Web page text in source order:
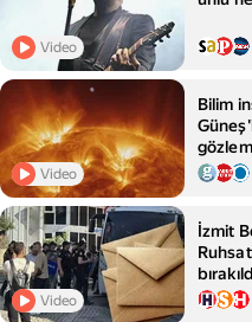
Video
Video
Bilim
Video
İzmit